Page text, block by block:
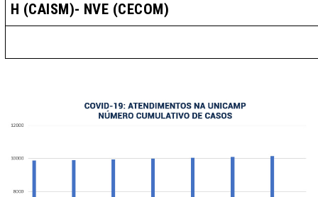
H (CAISM)- NVE (CECOM)